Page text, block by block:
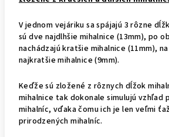
V jednom vejáriku sa spájajú 3 rôzne
sú dve najdlhšie mihalnice (13mm), po
nachádzajú kratšie mihalnice (11mm),
najkratšie mihalnice (9mm).
Keďže sú zložené z rôznych dĺžok
mihalnice tak dokonale simulujú vzhľad
mihalníc, vďaka čomu ich je len veľmi
prirodzených mihalníc.